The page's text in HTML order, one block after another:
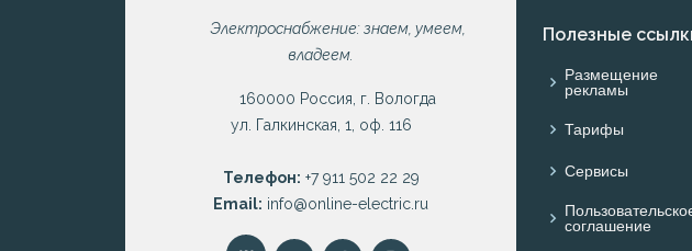
Электроснабжение: знаем, умеем,
владеем.
160000 Россия, г. Вологда
ул. Галкинская, 1, оф. 116
Телефон: +7 911 502 22 29
Email: info@online-electric.ru
Полезные
Размещение
рекламы
Тарифы
Сервисы
соглашение